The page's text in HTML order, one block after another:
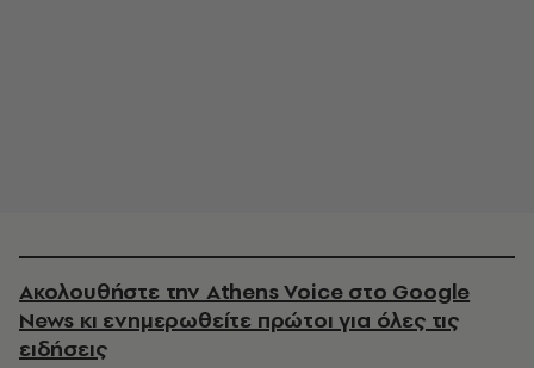
Ακολουθήστε την Athens Voice στο Google
News κι ενημερωθείτε πρώτοι για όλες τις
ειδήσεις